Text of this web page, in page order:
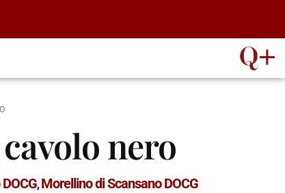
nero
,Morellino di Scansano DOCG